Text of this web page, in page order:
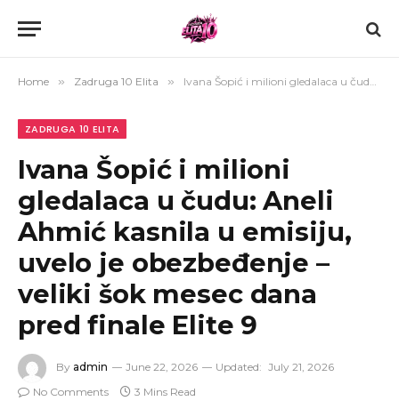
Home » Zadruga 10 Elita » Ivana Šopić i milioni gledalaca u čudu: Aneli Ahmić kasnila u emisiju, uvelo je obezbeđenje – veliki šok mesec dana pred finale Elite 9
ZADRUGA 10 ELITA
Ivana Šopić i milioni
gledalaca u čudu: Aneli
Ahmić kasnila u emisiju,
uvelo je obezbeđenje –
veliki šok mesec dana
pred finale Elite 9
By admin June 22, 2026 Updated: July 21, 2026
No Comments
3 Mins Read